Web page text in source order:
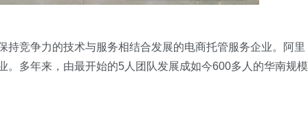
持竞争力的技术与服务相结合发展的电商托管服务企业。阿里
。多年来，由最开始的5人团队发展成如今600多人的华南规模